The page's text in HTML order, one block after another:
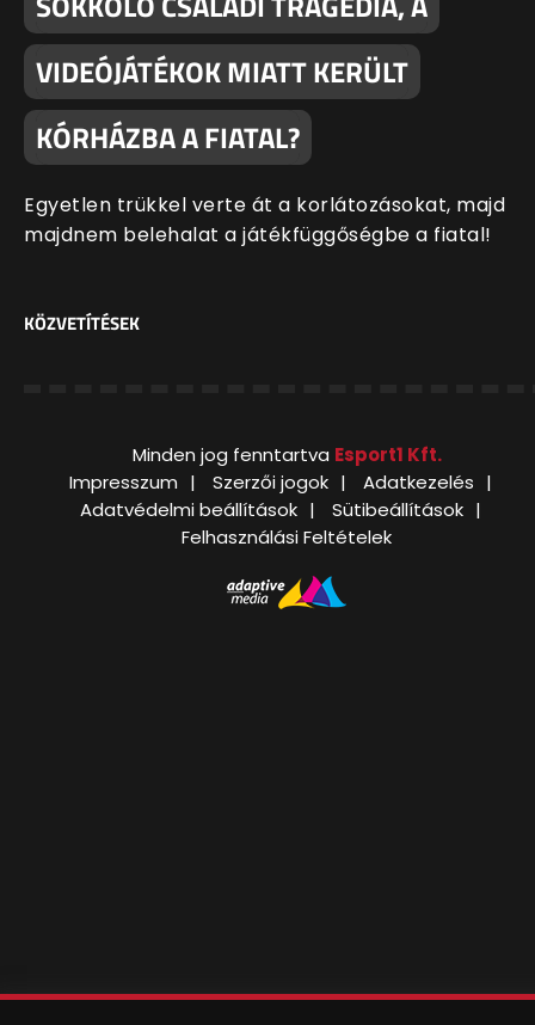
VIDEÓJÁTÉKOK MIATT KERÜLT
KÓRHÁZBA A FIATAL?
Egyetlen trükkel verte át a korlátozásokat, majd
majdnem belehalat a játékfüggőségbe a fiatal!
KÖZVETÍTÉSEK
Minden jog fenntartva Esport1 Kft.
Impresszum
Szerzői jogok
Adatkezelés
Adatvédelmi beállítások
Sütibeállítások
Felhasználási Feltételek